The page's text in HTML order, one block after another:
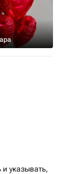
указывать,